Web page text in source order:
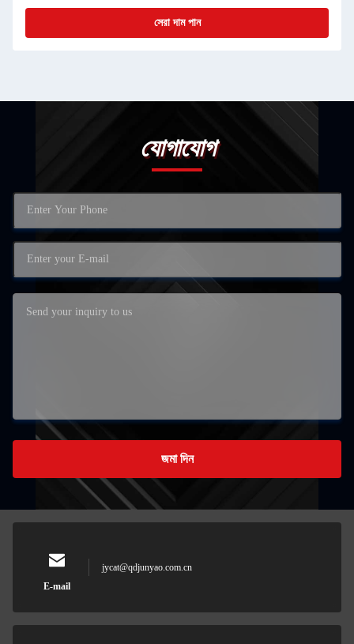
সেরা দাম পান
যোগাযোগ
জমা দিন
E-mail
jycat@qdjunyao.com.cn